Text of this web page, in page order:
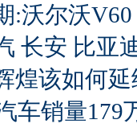
:沃尔沃
长安 比亚
煌该如何延
车销量179